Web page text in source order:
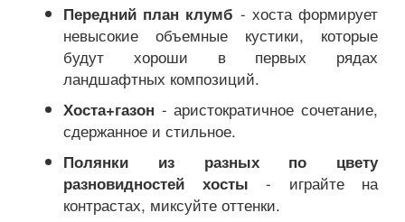
Передний план клумб - хоста формирует
невысокие объемные кустики, которые
будут хороши в первых рядах
ландшафтных композиций.
Хоста+газон - аристократичное сочетание,
сдержанное и стильное.
Полянки из разных по цвету
разновидностей хосты - играйте на
контрастах, миксуйте оттенки.